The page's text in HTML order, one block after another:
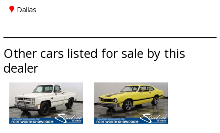
Dallas
Other cars listed for sale by this
dealer